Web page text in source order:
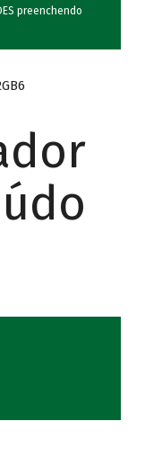
preenchendo